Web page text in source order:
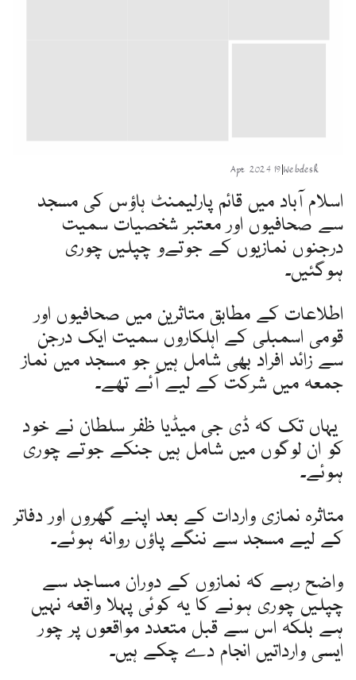
Webdesk
|
19 Apr 2024
اسلام آباد میں قائم پارلیمنٹ ہاؤس کی مسجد
سے صحافیوں اور معتبر شخصیات سمیت
درجنوں نمازیوں کے جوتےو چپلیں چوری
ہوگئیں۔
اطلاعات کے مطابق متاثرین میں صحافیوں اور
قومی اسمبلی کے اہلکاروں سمیت ایک درجن
سے زائد افراد بھی شامل ہیں جو مسجد میں نماز
جمعہ میں شرکت کے لیے آئے تھے۔
یہاں تک کہ ڈی جی میڈیا ظفر سلطان نے خود
کو ان لوگوں میں شامل ہیں جنکے جوتے چوری
ہوئے۔
متاثرہ نمازی واردات کے بعد اپنے گھروں اور دفاتر
کے لیے مسجد سے ننگے پاؤں روانہ ہوئے۔
واضح رہے کہ نمازوں کے دوران مساجد سے
چپلیں چوری ہونے کا یہ کوئی پہلا واقعہ نہیں
ہے بلکہ اس سے قبل متعدد مواقعوں پر چور
ایسی وارداتیں انجام دے چکے ہیں۔